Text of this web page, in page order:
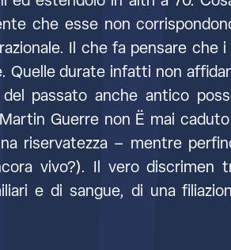
che esse non
Il che fa pensare che
Quelle durate infatti non
passato anche antico
Guerre non Ë mai
riservatezza – mentre
vivo?). Il vero
e di sangue, di una